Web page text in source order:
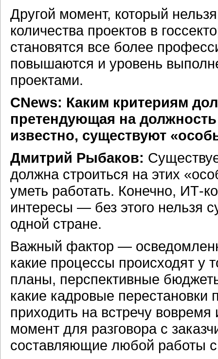
Другой момент, который
количества проектов в
становятся все более
повышаются и уровень
проектами.
CNews: Каким критериям
претендующая на
известно, существуют
Дмитрий Рыбаков:
должна строиться на этих
уметь работать. Конечно, ИТ-
интересы — без этого нельзя
одной стране.
Важный фактор —
какие процессы происходят у
планы, перспективные
какие кадровые
приходить на встречу
момент для разговора с
составляющие любой работы